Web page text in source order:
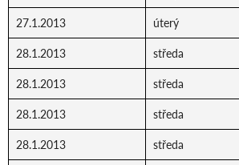
27.1.2013 úterý
28.1.2013 středa
28.1.2013 středa
28.1.2013 středa
28.1.2013 středa